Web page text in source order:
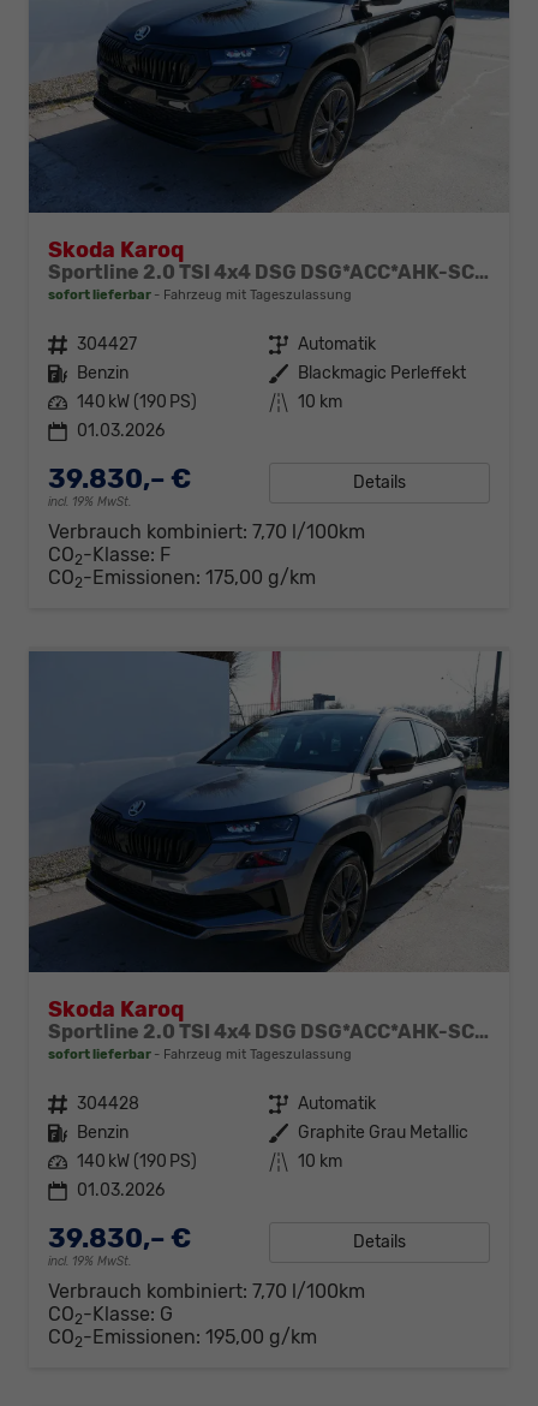
Skoda Karoq
Sportline 2.0 TSI 4x4 DSG DSG*ACC*AHK-SCHWENKBAR*PDC-HINTEN*KESSY*LENKRADHEIZUNG*
sofort lieferbar Fahrzeug mit Tageszulassung
Fahrzeugnr. 304427 Getriebe Automatik
Kraftstoff Benzin Außenfarbe Blackmagic Perleffekt
Leistung 140 kW (190 PS) Kilometerstand 10 km
01.03.2026
39.830,– €
incl. 19% MwSt.
Details
Verbrauch kombiniert: 7,70 l/100km
CO2-Klasse: F
CO2-Emissionen: 175,00 g/km
Skoda Karoq
Sportline 2.0 TSI 4x4 DSG DSG*ACC*AHK-SCHWENKBAR*PDC-HINTEN*KESSY*LENKRADHEIZUNG*
sofort lieferbar Fahrzeug mit Tageszulassung
Fahrzeugnr. 304428 Getriebe Automatik
Kraftstoff Benzin Außenfarbe Graphite Grau Metallic
Leistung 140 kW (190 PS) Kilometerstand 10 km
01.03.2026
39.830,– €
incl. 19% MwSt.
Details
Verbrauch kombiniert: 7,70 l/100km
CO2-Klasse: G
CO2-Emissionen: 195,00 g/km